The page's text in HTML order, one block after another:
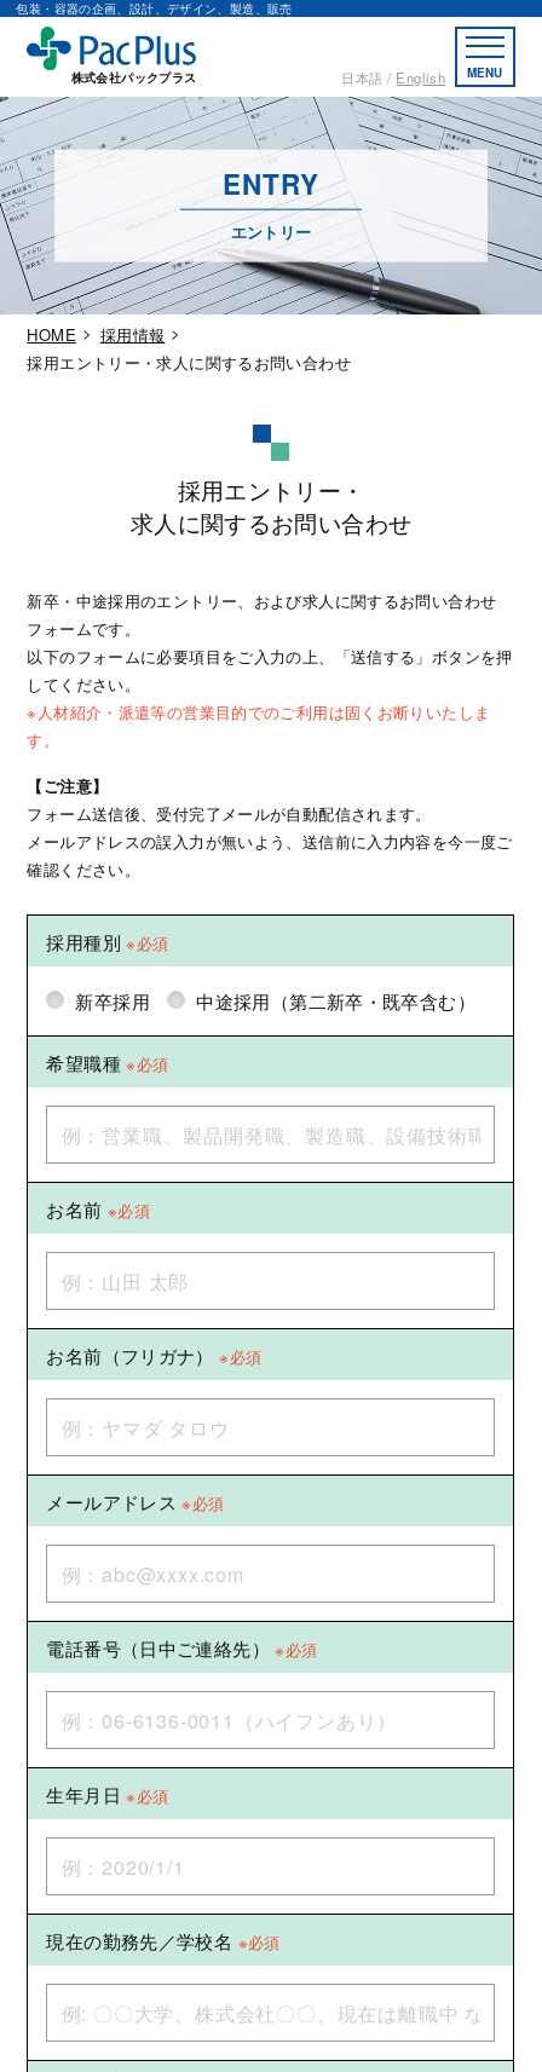
包装・容器の企画、設計、デザイン、製造、販売
株式会社パックプラス 日本語 English MENU
ENTRY
エントリー
HOME
採用情報
採用エントリー・求人に関するお問い合わせ
採用エントリー・
求人に関するお問い合わせ
新卒・中途採用のエントリー、および求人に関するお問い合わせ
フォームです。
以下のフォームに必要項目をご入力の上、「送信する」ボタンを押
してください。
※人材紹介・派遣等の営業目的でのご利用は固くお断りいたしま
す。
【ご注意】
フォーム送信後、受付完了メールが自動配信されます。
メールアドレスの誤入力が無いよう、送信前に入力内容を今一度ご
確認ください。
採用種別※必須
新卒採用 中途採用（第二新卒・既卒含む）
希望職種※必須
お名前 ※必須
お名前（フリガナ）※必須
メールアドレス※必須
電話番号（日中ご連絡先）※必須
生年月日※必須
現在の勤務先／学校名 ※必須